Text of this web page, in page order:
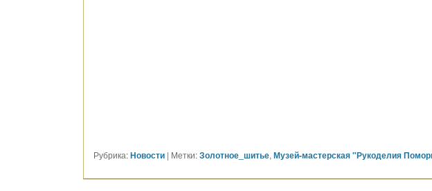
Рубрика:Новости | Метки:Золотное_шитье,Музей-мастерская "Рукоделия